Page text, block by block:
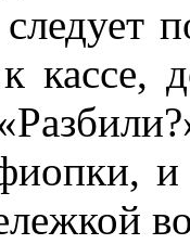
кассе,